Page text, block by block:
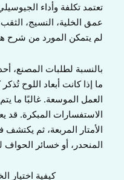
تعتمد تكلفة وأداء
عمق الخلية، النسيج،
لم يتمكن المورد من شرح
بالنسبة لطلبات المصنع،
ما إذا كانت أبعاد اللوح
العمل الموسعة. غالبًا ما
الاستفسارات المبكرة. قد
الأمتار المربعة، ثم
المنحدر، أو خسائر
كيفية اختيار